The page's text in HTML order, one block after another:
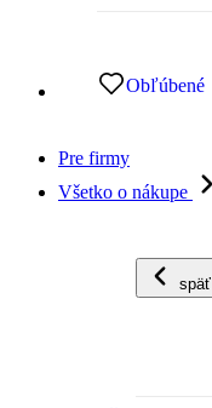
Obľúbené
Pre firmy
Všetko o nákupe
späť